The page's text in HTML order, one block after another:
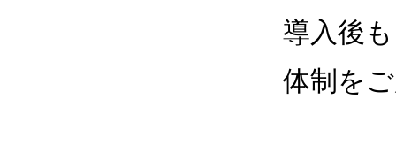
導入後
体制を